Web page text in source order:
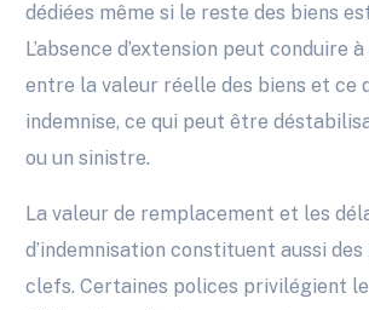
dédiées même si le reste des biens
L’absence d’extension peut conduire
entre la valeur réelle des biens et ce
indemnise, ce qui peut être
ou un sinistre.
La valeur de remplacement et les
d’indemnisation constituent aussi
clefs. Certaines polices privilégient